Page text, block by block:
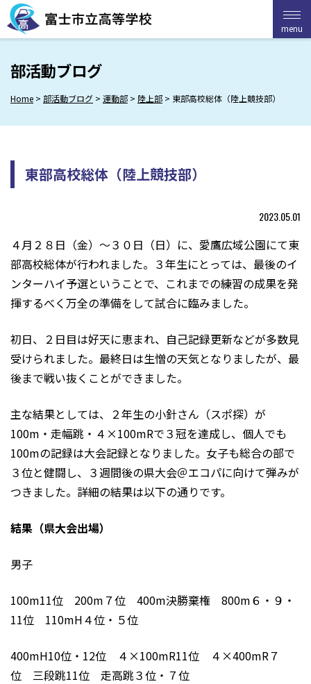
Skip
to
content
部活動ブログ
Home > 部活動ブログ > 運動部 > 陸上部 > 東部高校総体（陸上競技部）
東部高校総体（陸上競技部）
2023.05.01
４月２８日（金）～３０日（日）に、愛鷹広域公園にて東
部高校総体が行われました。３年生にとっては、最後のイ
ンターハイ予選ということで、これまでの練習の成果を発
揮するべく万全の準備をして試合に臨みました。
初日、２日目は好天に恵まれ、自己記録更新などが多数見
受けられました。最終日は生憎の天気となりましたが、最
後まで戦い抜くことができました。
主な結果としては、２年生の小針さん（スポ探）が
100m・走幅跳・４×100mRで３冠を達成し、個人でも
100mの記録は大会記録となりました。女子も総合の部で
３位と健闘し、３週間後の県大会＠エコパに向けて弾みが
つきました。詳細の結果は以下の通りです。
結果（県大会出場）
男子
100m11位 200m７位 400m決勝棄権 800m６・９・
11位 110mH４位・５位
400mH10位・12位 ４×100mR11位 ４×400mR７
位 三段跳11位 走高跳３位・７位
menu
menu